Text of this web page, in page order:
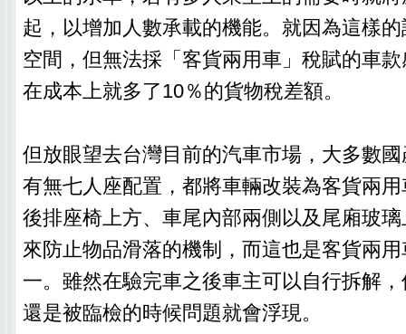
起，以增加人數承載的機能。就因為這樣
空間，但無法採「客貨兩用車」稅賦的車
在成本上就多了10％的貨物稅差額。
但放眼望去台灣目前的汽車市場，大多數
有無七人座配置，都將車輛改裝為客貨兩
後排座椅上方、車尾內部兩側以及尾廂玻
來防止物品滑落的機制，而這也是客貨兩
一。雖然在驗完車之後車主可以自行拆解
還是被臨檢的時候問題就會浮現。